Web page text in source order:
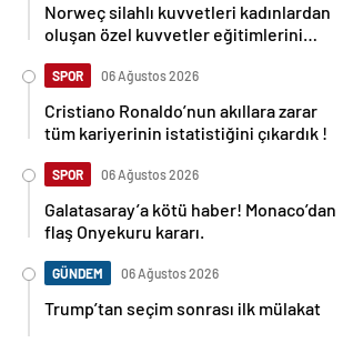
Norweç silahlı kuvvetleri kadınlardan
oluşan özel kuvvetler eğitimlerini
SPOR 06 Ağustos 2026
Cristiano Ronaldo’nun akıllara zarar
tüm kariyerinin istatistiğini çıkardık !
SPOR 06 Ağustos 2026
Galatasaray’a kötü haber! Monaco’dan
flaş Onyekuru kararı.
GÜNDEM 06 Ağustos 2026
Trump’tan seçim sonrası ilk mülakat